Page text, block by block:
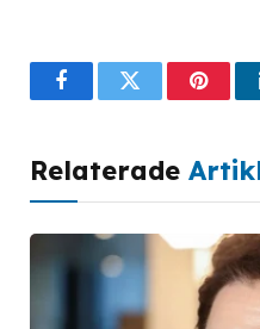
FacebookTwitter
Relaterade